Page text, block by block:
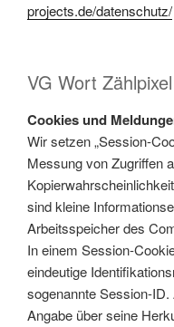
projects.de/datenschutz/
VG Wort Zählpixel
Cookies und
Wir setzen „Session-
Messung von Zugriffen
sind kleine
Arbeitsspeicher des
In einem Session-
eindeutige
sogenannte Session-
Angabe über seine